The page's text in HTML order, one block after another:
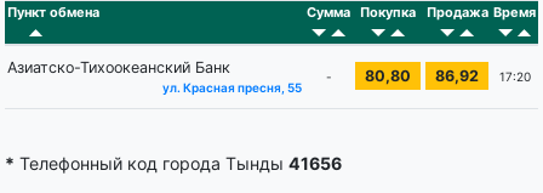
Пункт обмена Сумма Покупка Продажа Время
Азиатско-Тихоокеанский Банк
ул. Красная пресня, 55
- 80,80 86,92 17:20
* Телефонный код города Тынды 41656